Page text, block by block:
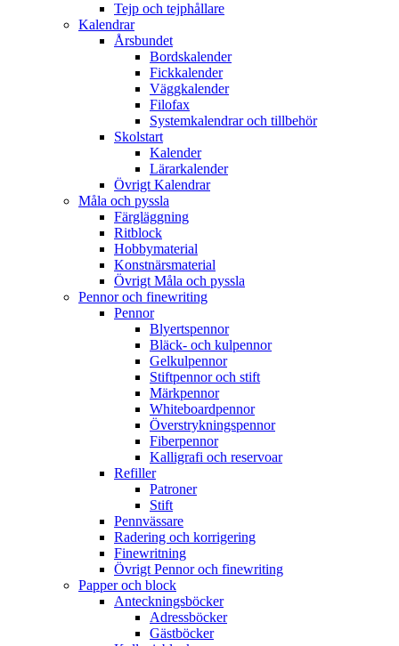
Tejp och tejphållare
Kalendrar
Årsbundet
Bordskalender
Fickkalender
Väggkalender
Filofax
Systemkalendrar och tillbehör
Skolstart
Kalender
Lärarkalender
Övrigt Kalendrar
Måla och pyssla
Färgläggning
Ritblock
Hobbymaterial
Konstnärsmaterial
Övrigt Måla och pyssla
Pennor och finewriting
Pennor
Blyertspennor
Bläck- och kulpennor
Gelkulpennor
Stiftpennor och stift
Märkpennor
Whiteboardpennor
Överstrykningspennor
Fiberpennor
Kalligrafi och reservoar
Refiller
Patroner
Stift
Pennvässare
Radering och korrigering
Finewritning
Övrigt Pennor och finewriting
Papper och block
Anteckningsböcker
Adressböcker
Gästböcker